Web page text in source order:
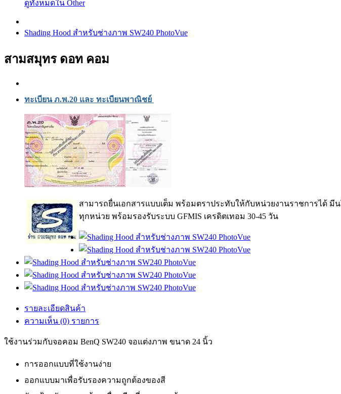
ดูทั้งหมดใน Other
Shading Hood สำหรับช่างภาพ SW240 PhotoVue
สามสมุทร ดอท คอม
ทะเบียน ภ.พ.20 และ ทะเบียนพาณิชย์
สามารถยื่นเอกสารแบบเต็ม พร้อมตราประทับให้กับหน่วยงานราชการได้
ทุกหน่วย พร้อมรองรับระบบ GFMIS เครดิตเทอม 30-45 วัน
รายละเอียดสินค้า
ความเห็น (0) รายการ
ใช้งานร่วมกับจอคอม BenQ SW240 จอแต่งภาพ ขนาด 24 นิ้ว
การออกแบบที่ใช้งานง่าย
ออกแบบมาเพื่อรับรองความถูกต้องของสี